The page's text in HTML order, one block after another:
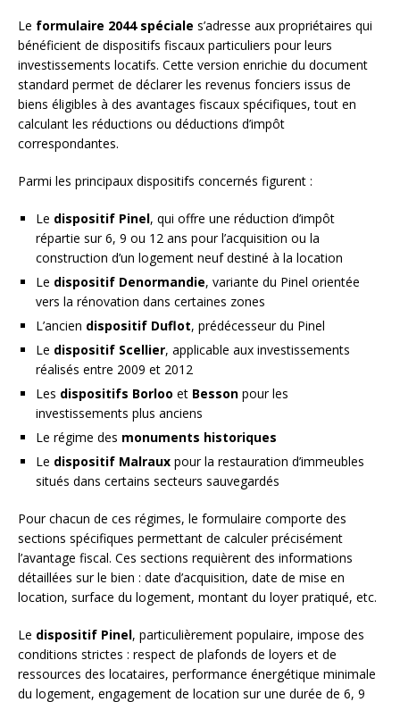
Le formulaire 2044 spéciale s’adresse aux propriétaires qui
bénéficient de dispositifs fiscaux particuliers pour leurs
investissements locatifs. Cette version enrichie du document
standard permet de déclarer les revenus fonciers issus de
biens éligibles à des avantages fiscaux spécifiques, tout en
calculant les réductions ou déductions d’impôt
correspondantes.
Parmi les principaux dispositifs concernés figurent :
Le dispositif Pinel, qui offre une réduction d’impôt
répartie sur 6, 9 ou 12 ans pour l’acquisition ou la
construction d’un logement neuf destiné à la location
Le dispositif Denormandie, variante du Pinel orientée
vers la rénovation dans certaines zones
L’ancien dispositif Duflot, prédécesseur du Pinel
Le dispositif Scellier, applicable aux investissements
réalisés entre 2009 et 2012
Les dispositifs Borloo et Besson pour les
investissements plus anciens
Le régime des monuments historiques
Le dispositif Malraux pour la restauration d’immeubles
situés dans certains secteurs sauvegardés
Pour chacun de ces régimes, le formulaire comporte des
sections spécifiques permettant de calculer précisément
l’avantage fiscal. Ces sections requièrent des informations
détaillées sur le bien : date d’acquisition, date de mise en
location, surface du logement, montant du loyer pratiqué, etc.
Le dispositif Pinel, particulièrement populaire, impose des
conditions strictes : respect de plafonds de loyers et de
ressources des locataires, performance énergétique minimale
du logement, engagement de location sur une durée de 6, 9